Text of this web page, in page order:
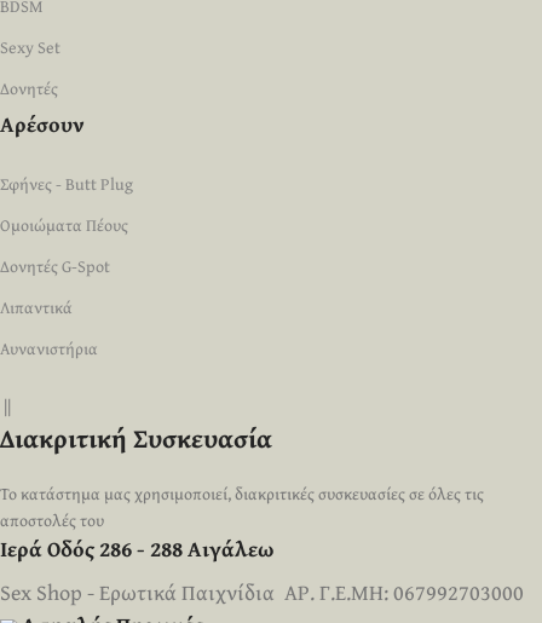
BDSM
Sexy Set
Δονητές
Αρέσουν
Σφήνες - Butt Plug
Ομοιώματα Πέους
Δονητές G-Spot
Λιπαντικά
Αυνανιστήρια
||
Διακριτική Συσκευασία
Το κατάστημα μας χρησιμοποιεί, διακριτικές συσκευασίες σε όλες τις
αποστολές του
Ιερά Οδός 286 - 288 Αιγάλεω
Sex Shop - Ερωτικά Παιχνίδια ΑΡ. Γ.Ε.ΜΗ: 067992703000